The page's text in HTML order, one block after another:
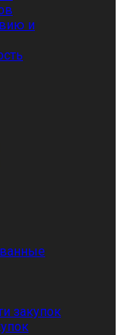
и
закупок